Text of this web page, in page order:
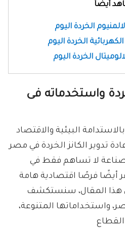
أيضاً
الخردة اليوم
الخردة اليوم
الخردة اليوم
واستخدماته فى
البيئية والاقتصاد
تدوير الكانز الخردة في مصر
لا تساهم فقط في
أيضًا فرصًا اقتصادية هامة
هذا المقال، سنستكشف
واستخداماتها المتنوعة،
القطاع